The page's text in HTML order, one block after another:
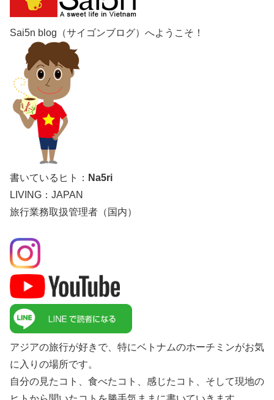
Sai5n blog（サイゴンブログ）へようこそ！
書いているヒト： Na5ri
LIVING：JAPAN
旅行業務取扱管理者（国内）
アジアの旅行が好きで、特にベトナムのホーチミンがお気
に入りの場所です。
自分の見たコト、食べたコト、感じたコト、そして現地の